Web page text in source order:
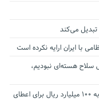
تبدیل می‌کند
با ایران ارایه نکرده است
سلاح هسته‌ای نبودیم،
آستانه الزام به دریافت صورت های مالی به ۱۰۰ میلیارد ریال برای اعطای